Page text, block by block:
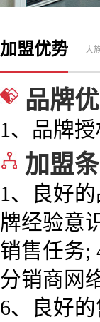
加盟优势 大
品牌
1、品牌
加盟
1、良好
牌经验意
销售任务;
分销商网
6、良好